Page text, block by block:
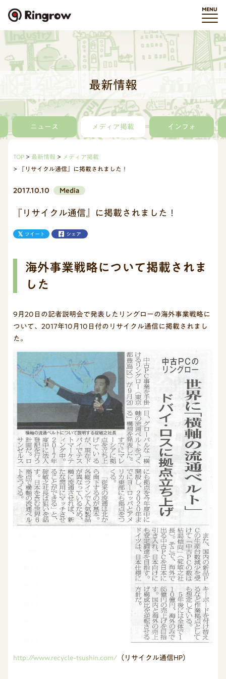
最新情報
ニュース メディア掲載 インフォ
TOP 最新情報
メディア掲載
『リサイクル通信』に掲載されました！
2017.10.10 Media
『リサイクル通信』に掲載されました！
ツイート シェア
海外事業戦略について掲載されま
した
9月20日の記者説明会で発表したリングローの海外事業戦略に
ついて、2017年10月10日付のリサイクル通信に掲載されまし
た。
http://www.recycle-tsushin.com/ （リサイクル通信HP）